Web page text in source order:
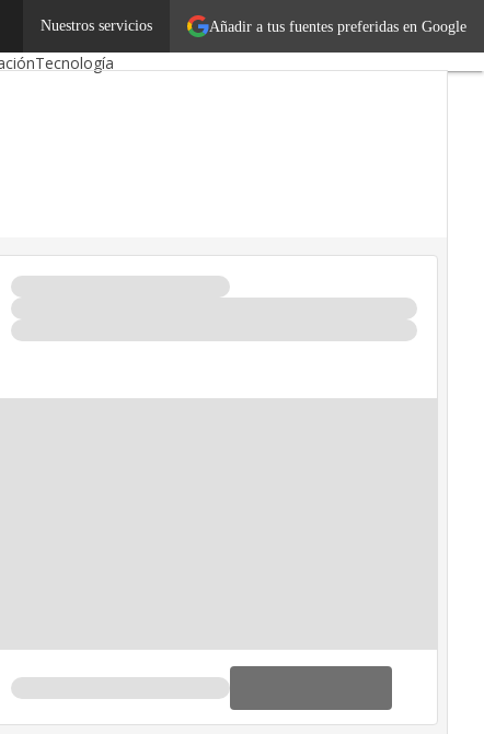
Añadir a tus fuentes preferidas en Google
Nuestros servicios
Emprendedores
Tecnología